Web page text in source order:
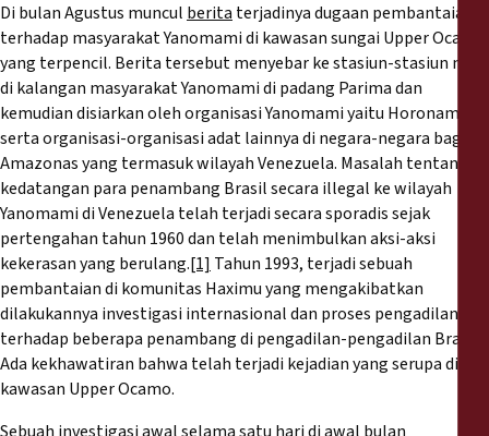
Déclarations
Rapports annuels
Di bulan Agustus muncul berita terjadinya dugaan pembantaian
terhadap masyarakat Yanomami di kawasan sungai Upper Ocamo
yang terpencil. Berita tersebut menyebar ke stasiun-stasiun misi
di kalangan masyarakat Yanomami di padang Parima dan
kemudian disiarkan oleh organisasi Yanomami yaitu Horonami,
serta organisasi-organisasi adat lainnya di negara-negara bagian
Amazonas yang termasuk wilayah Venezuela. Masalah tentang
kedatangan para penambang Brasil secara illegal ke wilayah
Yanomami di Venezuela telah terjadi secara sporadis sejak
pertengahan tahun 1960 dan telah menimbulkan aksi-aksi
kekerasan yang berulang.[1] Tahun 1993, terjadi sebuah
pembantaian di komunitas Haximu yang mengakibatkan
dilakukannya investigasi internasional dan proses pengadilan
terhadap beberapa penambang di pengadilan-pengadilan Brasil.
Ada kekhawatiran bahwa telah terjadi kejadian yang serupa di
kawasan Upper Ocamo.